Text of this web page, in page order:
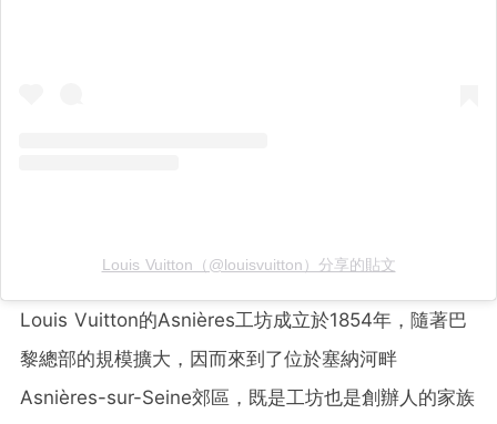
Louis Vuitton（@louisvuitton）分享的貼文
Louis Vuitton的Asnières工坊成立於1854年，隨著巴
黎總部的規模擴大，因而來到了位於塞納河畔
Asnières-sur-Seine郊區，既是工坊也是創辦人的家族